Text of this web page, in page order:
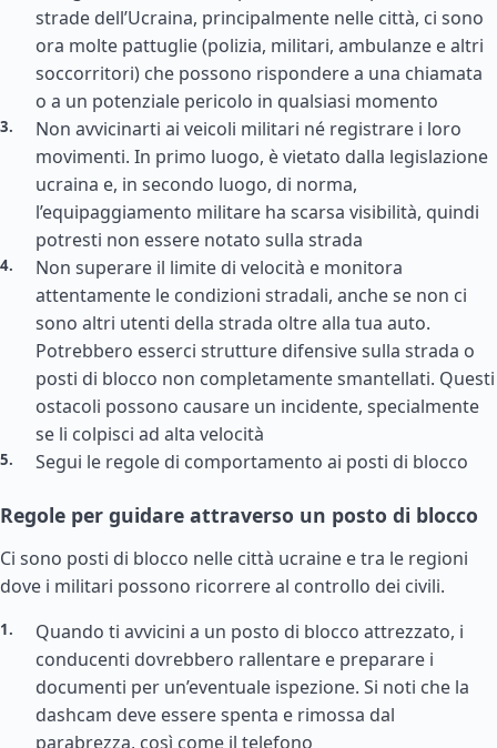
strade dell’Ucraina, principalmente nelle città, ci sono
ora molte pattuglie (polizia, militari, ambulanze e altri
soccorritori) che possono rispondere a una chiamata
o a un potenziale pericolo in qualsiasi momento
Non avvicinarti ai veicoli militari né registrare i loro
movimenti. In primo luogo, è vietato dalla legislazione
ucraina e, in secondo luogo, di norma,
l’equipaggiamento militare ha scarsa visibilità, quindi
potresti non essere notato sulla strada
Non superare il limite di velocità e monitora
attentamente le condizioni stradali, anche se non ci
sono altri utenti della strada oltre alla tua auto.
Potrebbero esserci strutture difensive sulla strada o
posti di blocco non completamente smantellati. Questi
ostacoli possono causare un incidente, specialmente
se li colpisci ad alta velocità
Segui le regole di comportamento ai posti di blocco
Regole per guidare attraverso un posto di blocco
Ci sono posti di blocco nelle città ucraine e tra le regioni
dove i militari possono ricorrere al controllo dei civili.
Quando ti avvicini a un posto di blocco attrezzato, i
conducenti dovrebbero rallentare e preparare i
documenti per un’eventuale ispezione. Si noti che la
dashcam deve essere spenta e rimossa dal
parabrezza, così come il telefono